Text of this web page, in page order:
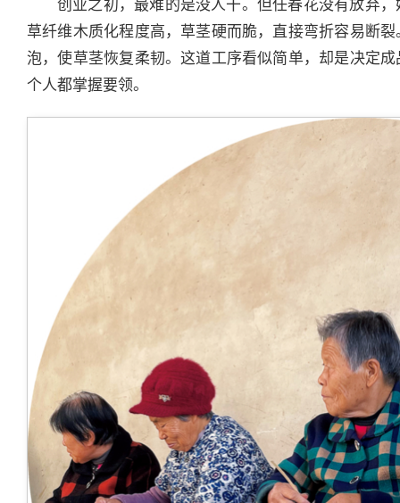
创业之初，最难的是没人干。但任春花没有放弃
草纤维木质化程度高，草茎硬而脆，直接弯折容易断
泡，使草茎恢复柔韧。这道工序看似简单，却是决定
个人都掌握要领。